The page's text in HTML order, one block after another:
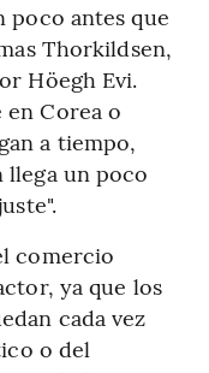
poco antes que
Thorkildsen,
Höegh Evi.
en Corea o
a tiempo,
un poco
comercio
ya que los
cada vez
o del